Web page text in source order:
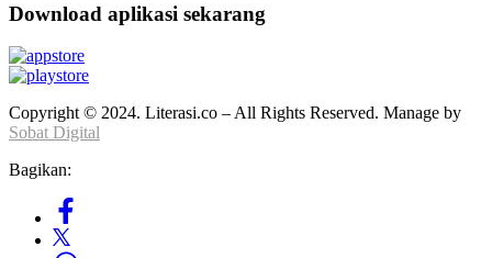
Download aplikasi sekarang
Copyright © 2024. Literasi.co – All Rights Reserved. Manage by
Sobat Digital
Bagikan: